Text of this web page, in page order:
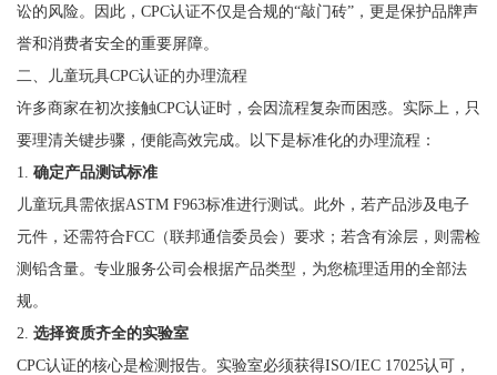
讼的风险。因此，CPC认证不仅是合规的“敲门砖”，更是保护品牌声
誉和消费者安全的重要屏障。
二、儿童玩具CPC认证的办理流程
许多商家在初次接触CPC认证时，会因流程复杂而困惑。实际上，只
要理清关键步骤，便能高效完成。以下是标准化的办理流程：
1. 确定产品测试标准
儿童玩具需依据ASTM F963标准进行测试。此外，若产品涉及电子
元件，还需符合FCC（联邦通信委员会）要求；若含有涂层，则需检
测铅含量。专业服务公司会根据产品类型，为您梳理适用的全部法
规。
2. 选择资质齐全的实验室
CPC认证的核心是检测报告。实验室必须获得ISO/IEC 17025认可，